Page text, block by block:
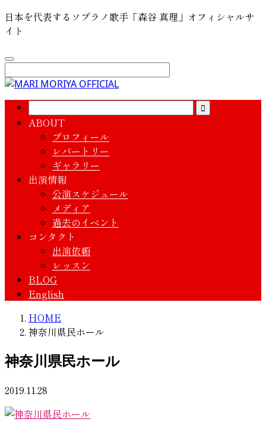
日本を代表するソプラノ歌手「森谷 真理」オフィシャルサ
イト
ABOUT
プロフィール
レパートリー
ギャラリー
出演情報
公演スケジュール
メディア
過去のイベント
コンタクト
出演依頼
レッスン
BLOG
English
HOME
神奈川県民ホール
神奈川県民ホール
2019.11.28